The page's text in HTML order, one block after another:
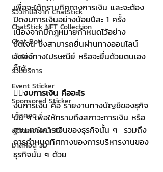
รีวิวเกมส์จาก ChatStick
ChatStick NFT Collection
Chat Bot
เวบไซต์
รวมบริการ
Event Sticker
Sponsored Sticker
มาสคอต
สติกเกอร์ไลน์ 3D
มาสคอต 3D
เพื่อจะได้ทราบทิศทางการเงิน และจะต้อง
ปิดงบการเงินอย่างน้อยปีละ 1 ครั้ง
เนื่องจากมีกฎหมายกำหนดไว้อย่าง
ชัดเจน ซึ่งสามารถยื่นผ่านทางออนไลน์
จัดส่งทางไปรษณีย์ หรือจะยื่นด้วยตนเอง
ก็ได้
👉🏻งบการเงิน คืออะไร
งบการเงิน คือ รายงานทางบัญชีของธุกิจ
นั้น ๆ เพื่อให้ทราบถึงสภาวะการเงิน หรือ
ฐานะทางการเงินของธุรกิจนั้น ๆ  รวมถึง
การกำหนดทิศทางของการบริหารงานของ
ธุรกิจนั้น ๆ ด้วย